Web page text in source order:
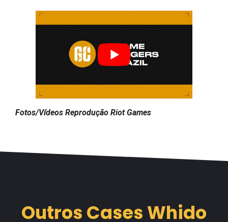
Fotos/Vídeos Reprodução Riot Games
Outros Cases Whido